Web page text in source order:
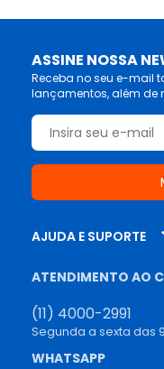
ASSINE NOSSA
Receba no seu e-mail
lançamentos, além de
AJUDA E SUPORTE
ATENDIMENTO AO
(11) 4000-2991
Segunda a sexta das
WHATSAPP